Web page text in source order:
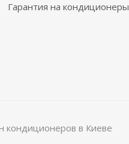
Гарантия на кондиционеры
кондиционеров в Киеве